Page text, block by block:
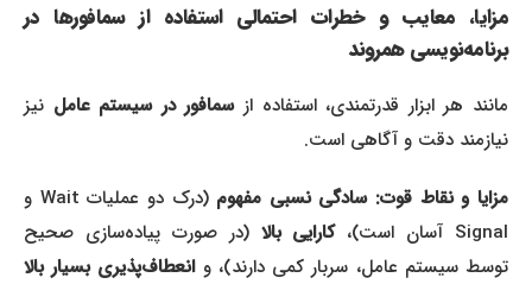
مزایا، معایب و خطرات احتمالی استفاده از سمافورها در
برنامه‌نویسی همروند
مانند هر ابزار قدرتمندی، استفاده از سمافور در سیستم عاملنیز
نیازمند دقت و آگاهی است.
مزایا و نقاط قوت: سادگی نسبی مفهوم
(درک دو عملیات Wait و
Signal آسان است)،
کارایی بالا (در صورت پیاده‌سازی صحیح
توسط سیستم عامل، سربار کمی دارند)، و انعطاف‌پذیری بسیار بالا